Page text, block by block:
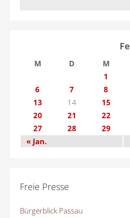
M D M
1
6
7 8
13
14 15
20
21 22
27
28
29
« Jan.
Freie Presse
Bürgerblick Passau